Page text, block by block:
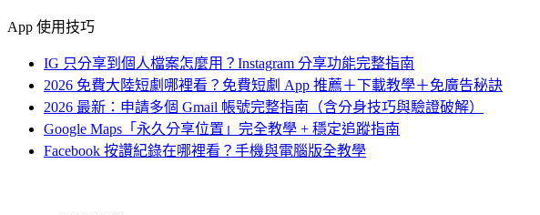
App 使用技巧
IG 只分享到個人檔案怎麼用？Instagram 分享功能完整指南
2026 免費大陸短劇哪裡看？免費短劇 App 推薦＋下載教學＋免廣告秘訣
2026 最新：申請多個 Gmail 帳號完整指南（含分身技巧與驗證破解）
Google Maps「永久分享位置」完全教學 + 穩定追蹤指南
Facebook 按讚紀錄在哪裡看？手機與電腦版全教學